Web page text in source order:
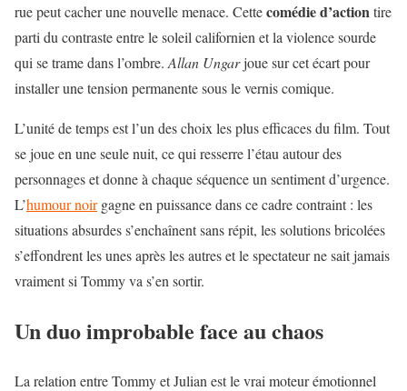
rue peut cacher une nouvelle menace. Cettecomédie d’actiontire
parti du contraste entre le soleil californien et la violence sourde
qui se trame dans l’ombre. Allan Ungarjoue sur cet écart pour
installer une tension permanente sous le vernis comique.
L’unité de temps est l’un des choix les plus efficaces du film. Tout
se joue en une seule nuit, ce qui resserre l’étau autour des
personnages et donne à chaque séquence un sentiment d’urgence.
L’humour noirgagne en puissance dans ce cadre contraint : les
situations absurdes s’enchaînent sans répit, les solutions bricolées
s’effondrent les unes après les autres et le spectateur ne sait jamais
vraiment si Tommy va s’en sortir.
Un duo improbable face au chaos
La relation entre Tommy et Julian est le vrai moteur émotionnel